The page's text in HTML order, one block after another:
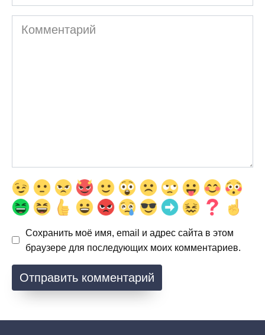
Комментарий
Сохранить моё имя, email и адрес сайта в этом
браузере для последующих моих комментариев.